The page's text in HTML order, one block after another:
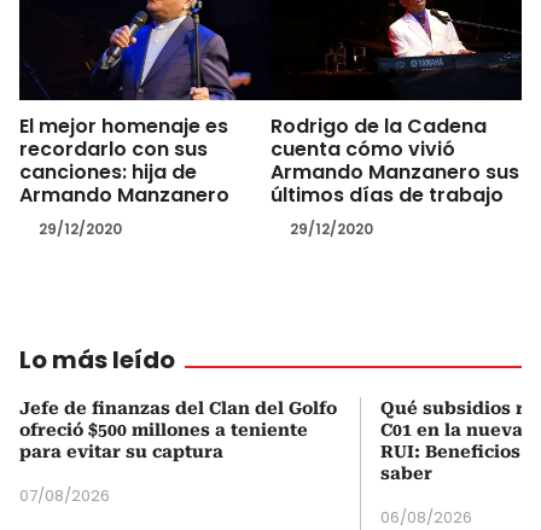
El mejor homenaje es
recordarlo con sus
canciones: hija de
Armando Manzanero
29/12/2020
Rodrigo de la Cadena
cuenta cómo vivió
Armando Manzanero sus
últimos días de trabajo
29/12/2020
Lo más leído
Jefe de finanzas del Clan del Golfo
ofreció $500 millones a teniente
para evitar su captura
07/08/2026
Qué subsidios
C01 en la nueva
RUI: Beneficios
saber
06/08/2026